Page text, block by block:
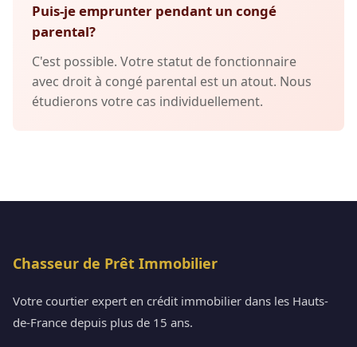
Puis-je emprunter pendant un congé
parental?
C'est possible. Votre statut de fonctionnaire
avec droit à congé parental est un atout. Nous
étudierons votre cas individuellement.
Chasseur de Prêt Immobilier
Votre courtier expert en crédit immobilier dans les Hauts-
de-France depuis plus de 15 ans.